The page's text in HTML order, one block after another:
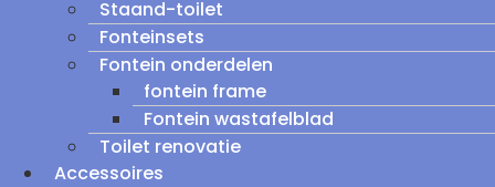
Staand-toilet
Fonteinsets
Fontein onderdelen
fontein frame
Fontein wastafelblad
Toilet renovatie
Accessoires